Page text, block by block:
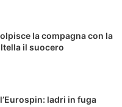
la compagna con la
il suocero
ladri in fuga